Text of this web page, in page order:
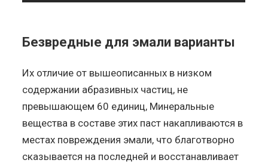
Безвредные для эмали варианты
Их отличие от вышеописанных в низком
содержании абразивных частиц, не
превышающем 60 единиц, Минеральные
вещества в составе этих паст накапливаются в
местах повреждения эмали, что благотворно
сказывается на последней и восстанавливает